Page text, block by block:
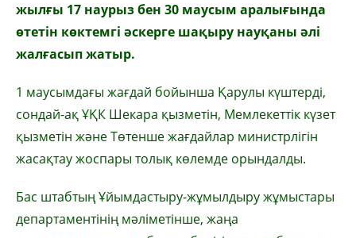
жылғы 17 наурыз бен 30 маусым аралығында
өтетін көктемгі әскерге шақыру науқаны әлі
жалғасып жатыр.
1 маусымдағы жағдай бойынша Қарулы күштерді,
сондай-ақ ҰҚК Шекара қызметін, Мемлекеттік күзет
қызметін және Төтенше жағдайлар министрлігін
жасақтау жоспары толық көлемде орындалды.
Бас штабтың Ұйымдастыру-жұмылдыру жұмыстары
департаментінің мәліметінше, жаңа